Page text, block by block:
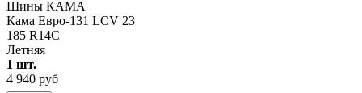
Шины КАМА
Кама Евро-131 LCV 23
185 R14C
Летняя
1 шт.
4 940 руб